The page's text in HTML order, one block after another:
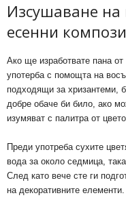
Изсушаване на
есенни
Ако ще изработвате пана
употерба с помощта на
подходящи за хризантеми,
добре обаче би било, ако
изумяват с палитра от
Преди употреба сухите
вода за около седмица,
След като вече сте ги
на декоративните елементи.